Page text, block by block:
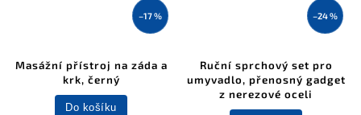
–17 %
Masážní přístroj na záda a
krk, černý
Do košíku
–24 %
Ruční sprchový set pro
umyvadlo, přenosný gadget
z nerezové oceli